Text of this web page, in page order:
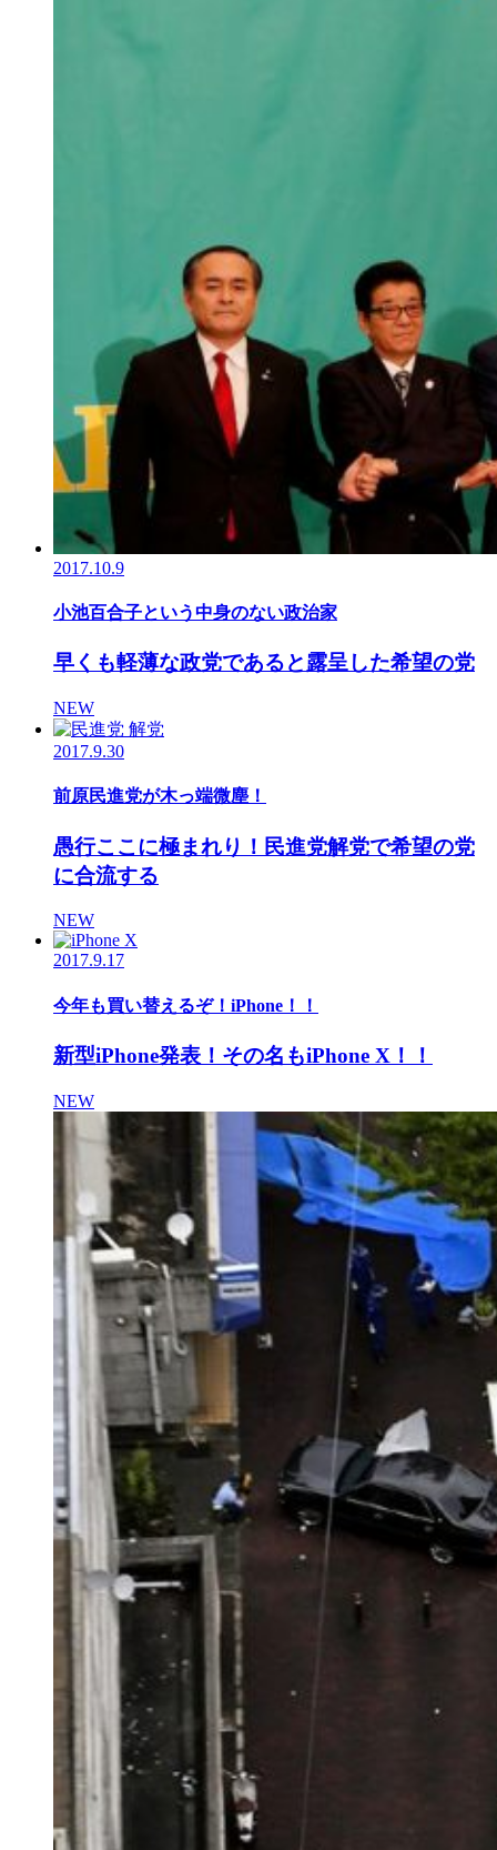
2017.10.9
小池百合子という中身のない政治家
早くも軽薄な政党であると露呈した希望の党
NEW
2017.9.30
前原民進党が木っ端微塵！
愚行ここに極まれり！民進党解党で希望の党
に合流する
NEW
2017.9.17
今年も買い替えるぞ！iPhone！！
新型iPhone発表！その名もiPhone X！！
NEW